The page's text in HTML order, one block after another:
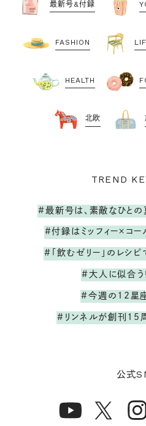
最新号&付録
FASHION
HEALTH
北欧
TREND
#最新号は、素敵なひとの
#付録はミッフィー×コー
#「飲むゼリー」のレシ
#大人に似合う
#今週の12星
#リンネルが創刊15
公式